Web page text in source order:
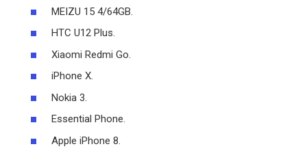
MEIZU 15 4/64GB.
HTC U12 Plus.
Xiaomi Redmi Go.
iPhone X.
Nokia 3.
Essential Phone.
Apple iPhone 8.